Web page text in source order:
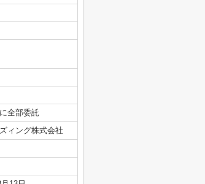
全部委託
ィング株式会社